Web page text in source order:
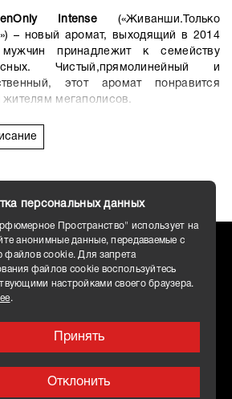
Intense(«Живанши.Только
– новый аромат, выходящий в 2014
принадлежит к семейству
Чистый,прямолинейный и
этот аромат понравится
мегаполисов.
и заставляет постоянно
Only Intense – этокомпозиция из нот
мандарина и листьев березы в
кожи, древесины кедра и листьев
Тонка и амбры.
travel AROMO
Доставка
персональных данных
Пространство" использует на
анонимные данные, передаваемые с
cookie. Для запрета
файлов cookie воспользуйтесь
настройками своего браузера.
.
Принять
Отклонить